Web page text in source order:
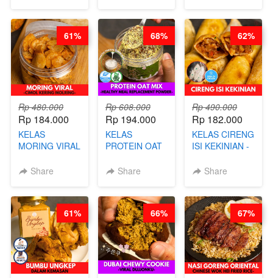
ARISUDANA
WIJSMAN- BY
CHEF DITA
Rp 480.000
Rp 184.000
KELAS
MORING VIRAL
KERING
Share
61%
Rp 608.000
Rp 194.000
KELAS
PROTEIN OAT
MEAL
BARISTA
ARISUDANA
Share
68%
Rp 490.000
Rp 182.000
KELAS CIRENG
ISI KEKINIAN -
Share
62%
61% 66% 67%